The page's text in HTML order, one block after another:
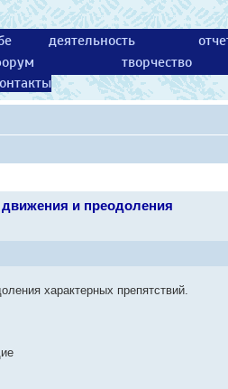
деятельность
творчество
и преодоления
характерных препятствий.